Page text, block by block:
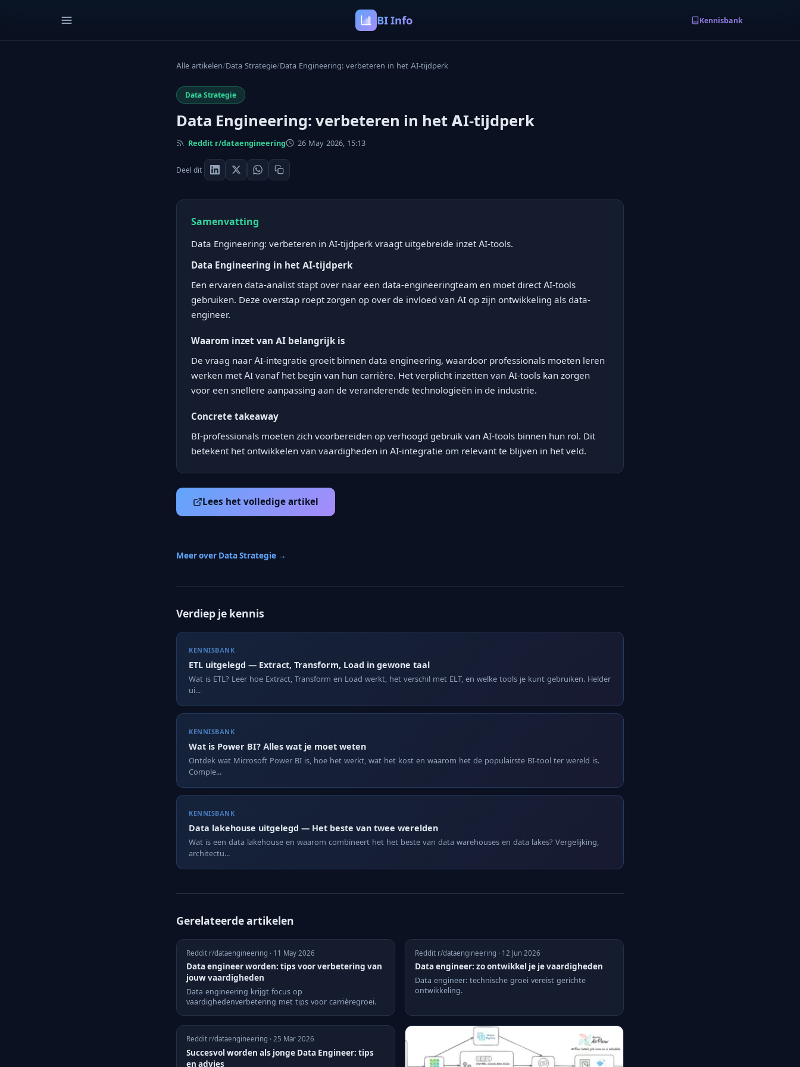
BI Info Kennisbank
Alle artikelen/Data Strategie/Data Engineering: verbeteren in het AI-tijdperk
Data Strategie
Data Engineering: verbeteren in het AI-tijdperk
Reddit r/dataengineering 26 May 2026, 15:13
Deel dit
Samenvatting
Data Engineering: verbeteren in AI-tijdperk vraagt uitgebreide inzet AI-tools.
Data Engineering in het AI-tijdperk
Een ervaren data-analist stapt over naar een data-engineeringteam en moet direct AI-tools
gebruiken. Deze overstap roept zorgen op over de invloed van AI op zijn ontwikkeling als data-
engineer.
Waarom inzet van AI belangrijk is
De vraag naar AI-integratie groeit binnen data engineering, waardoor professionals moeten leren
werken met AI vanaf het begin van hun carrière. Het verplicht inzetten van AI-tools kan zorgen
voor een snellere aanpassing aan de veranderende technologieën in de industrie.
Concrete takeaway
BI-professionals moeten zich voorbereiden op verhoogd gebruik van AI-tools binnen hun rol. Dit
betekent het ontwikkelen van vaardigheden in AI-integratie om relevant te blijven in het veld.
Lees het volledige artikel
Meer over Data Strategie →
Verdiep je kennis
KENNISBANK
ETL uitgelegd — Extract, Transform, Load in gewone taal
Wat is ETL? Leer hoe Extract, Transform en Load werkt, het verschil met ELT, en welke tools je kunt gebruiken. Helder
ui...
KENNISBANK
Wat is Power BI? Alles wat je moet weten
Ontdek wat Microsoft Power BI is, hoe het werkt, wat het kost en waarom het de populairste BI-tool ter wereld is.
Comple...
KENNISBANK
Data lakehouse uitgelegd — Het beste van twee werelden
Wat is een data lakehouse en waarom combineert het het beste van data warehouses en data lakes? Vergelijking,
architectu...
Gerelateerde artikelen
Reddit r/dataengineering · 11 May 2026
Data engineer worden: tips voor verbetering van
jouw vaardigheden
Data engineering krijgt focus op
vaardighedenverbetering met tips voor carrièregroei.
Reddit r/dataengineering · 12 Jun 2026
Data engineer: zo ontwikkel je je vaardigheden
Data engineer: technische groei vereist gerichte
ontwikkeling.
Reddit r/dataengineering · 25 Mar 2026
Succesvol worden als jonge Data Engineer: tips
en advies